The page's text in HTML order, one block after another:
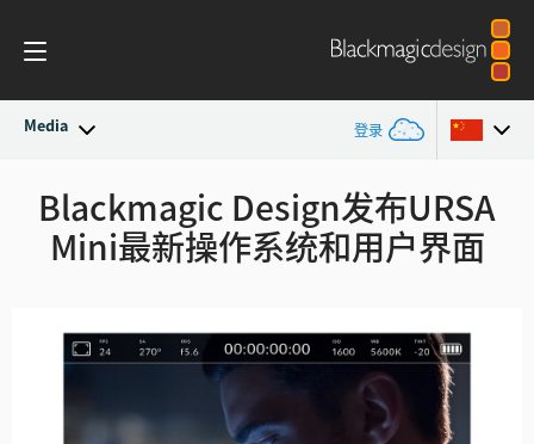
Media 登录
最新动态
新闻存档
Argentina
Australia
Brazil
Canada
Blackmagic Design发布URSA
Mini最新操作系统和用户界面